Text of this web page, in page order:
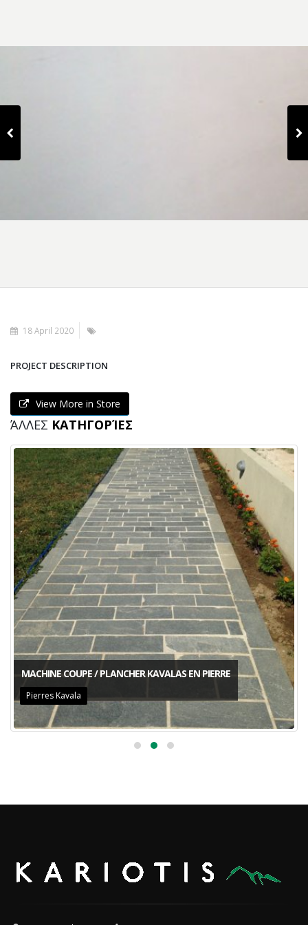
18 April 2020
PROJECT DESCRIPTION
View More in Store
ΆΛΛΕΣ ΚΑΤΗΓΟΡΊΕΣ
MACHINE COUPE / PLANCHER KAVALAS EN PIERRE
Pierres Kavala